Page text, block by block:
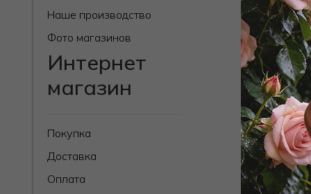
Наше производство
Фото магазинов
Интернет
магазин
Покупка
Доставка
Оплата
нового
Вы можете
к
если
если